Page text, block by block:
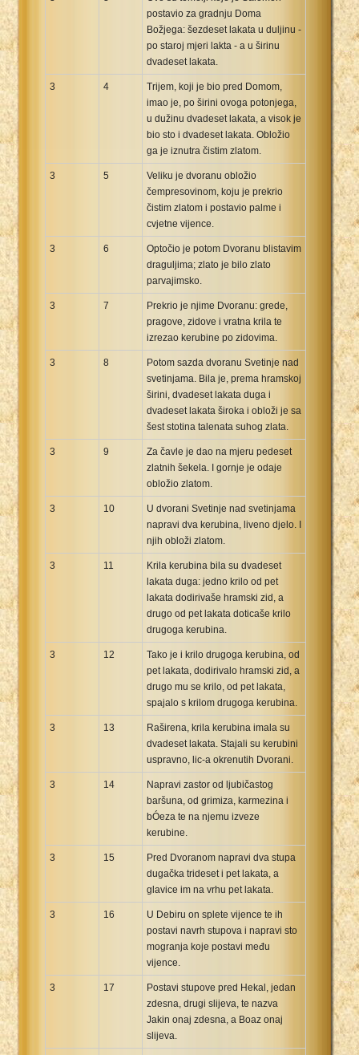
postavio za gradnju Doma
Božjega: šezdeset lakata u duljinu -
po staroj mjeri lakta - a u širinu
dvadeset lakata.
3 4
Trijem, koji je bio pred Domom,
imao je, po širini ovoga potonjega,
u dužinu dvadeset lakata, a visok je
bio sto i dvadeset lakata. Obložio
ga je iznutra čistim zlatom.
3 5
Veliku je dvoranu obložio
čempresovinom, koju je prekrio
čistim zlatom i postavio palme i
cvjetne vijence.
3 6
Optočio je potom Dvoranu blistavim
draguljima; zlato je bilo zlato
parvajimsko.
3 7
Prekrio je njime Dvoranu: grede,
pragove, zidove i vratna krila te
izrezao kerubine po zidovima.
3 8
Potom sazda dvoranu Svetinje nad
svetinjama. Bila je, prema hramskoj
širini, dvadeset lakata duga i
dvadeset lakata široka i obloži je sa
šest stotina talenata suhog zlata.
3 9
Za čavle je dao na mjeru pedeset
zlatnih šekela. I gornje je odaje
obložio zlatom.
3 10
U dvorani Svetinje nad svetinjama
napravi dva kerubina, liveno djelo. I
njih obloži zlatom.
3 11
Krila kerubina bila su dvadeset
lakata duga: jedno krilo od pet
lakata dodirivaše hramski zid, a
drugo od pet lakata doticaše krilo
drugoga kerubina.
3 12
Tako je i krilo drugoga kerubina, od
pet lakata, dodirivalo hramski zid, a
drugo mu se krilo, od pet lakata,
spajalo s krilom drugoga kerubina.
3 13
Raširena, krila kerubina imala su
dvadeset lakata. Stajali su kerubini
uspravno, lic-a okrenutih Dvorani.
3 14
Napravi zastor od ljubičastog
baršuna, od grimiza, karmezina i
bÓeza te na njemu izveze
kerubine.
3 15
Pred Dvoranom napravi dva stupa
dugačka trideset i pet lakata, a
glavice im na vrhu pet lakata.
3 16
U Debiru on splete vijence te ih
postavi navrh stupova i napravi sto
mogranja koje postavi među
vijence.
3 17
Postavi stupove pred Hekal, jedan
zdesna, drugi slijeva, te nazva
Jakin onaj zdesna, a Boaz onaj
slijeva.